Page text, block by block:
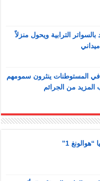
بالسواتر الترابية ويحول منزلاً
في المستوطنات ينثرون سمومهم
من الجرائم
1”